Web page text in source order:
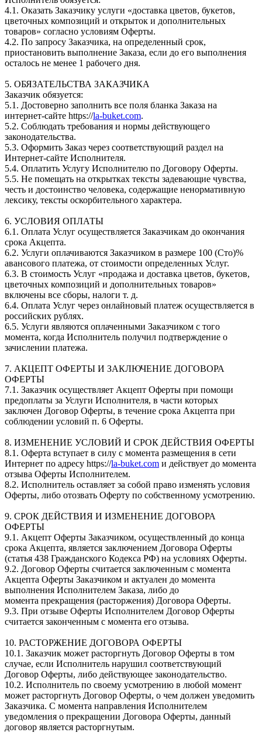
4.1. Оказать Заказчику услуги «доставка цветов, букетов,
цветочных композиций и открыток и дополнительных
товаров» согласно условиям Оферты.
4.2. По запросу Заказчика, на определенный срок,
приостановить выполнение Заказа, если до его выполнения
осталось не менее 1 рабочего дня.
5. ОБЯЗАТЕЛЬСТВА ЗАКАЗЧИКА
Заказчик обязуется:
5.1. Достоверно заполнить все поля бланка Заказа на
интернет-сайте https://la-buket.com.
5.2. Соблюдать требования и нормы действующего
законодательства.
5.3. Оформить Заказ через соответствующий раздел на
Интернет-сайте Исполнителя.
5.4. Оплатить Услугу Исполнителю по Договору Оферты.
5.5. Не помещать на открытках тексты задевающие чувства,
честь и достоинство человека, содержащие ненормативную
лексику, тексты оскорбительного характера.
6. УСЛОВИЯ ОПЛАТЫ
6.1. Оплата Услуг осуществляется Заказчикам до окончания
срока Акцепта.
6.2. Услуги оплачиваются Заказчиком в размере 100 (Сто)%
авансового платежа, от стоимости определенных Услуг.
6.3. В стоимость Услуг «продажа и доставка цветов, букетов,
цветочных композиций и дополнительных товаров»
включены все сборы, налоги т. д.
6.4. Оплата Услуг через онлайновый платеж осуществляется в
российских рублях.
6.5. Услуги являются оплаченными Заказчиком с того
момента, когда Исполнитель получил подтверждение о
зачислении платежа.
7. АКЦЕПТ ОФЕРТЫ И ЗАКЛЮЧЕНИЕ ДОГОВОРА
ОФЕРТЫ
7.1. Заказчик осуществляет Акцепт Оферты при помощи
предоплаты за Услуги Исполнителя, в части которых
заключен Договор Оферты, в течение срока Акцепта при
соблюдении условий п. 6 Оферты.
8. ИЗМЕНЕНИЕ УСЛОВИЙ И СРОК ДЕЙСТВИЯ ОФЕРТЫ
8.1. Оферта вступает в силу с момента размещения в сети
Интернет по адресу https://la-buket.com и действует до момента
отзыва Оферты Исполнителем.
8.2. Исполнитель оставляет за собой право изменять условия
Оферты, либо отозвать Оферту по собственному усмотрению.
9. СРОК ДЕЙСТВИЯ И ИЗМЕНЕНИЕ ДОГОВОРА
ОФЕРТЫ
9.1. Акцепт Оферты Заказчиком, осуществленный до конца
срока Акцепта, является заключением Договора Оферты
(статья 438 Гражданского Кодекса РФ) на условиях Оферты.
9.2. Договор Оферты считается заключенным с момента
Акцепта Оферты Заказчиком и актуален до момента
выполнения Исполнителем Заказа, либо до
момента прекращения (расторжения) Договора Оферты.
9.3. При отзыве Оферты Исполнителем Договор Оферты
считается законченным с момента его отзыва.
10. РАСТОРЖЕНИЕ ДОГОВОРА ОФЕРТЫ
10.1. Заказчик может расторгнуть Договор Оферты в том
случае, если Исполнитель нарушил соответствующий
Договор Оферты, либо действующее законодательство.
10.2. Исполнитель по своему усмотрению в любой момент
может расторгнуть Договор Оферты, о чем должен уведомить
Заказчика. С момента направления Исполнителем
уведомления о прекращении Договора Оферты, данный
договор является расторгнутым.